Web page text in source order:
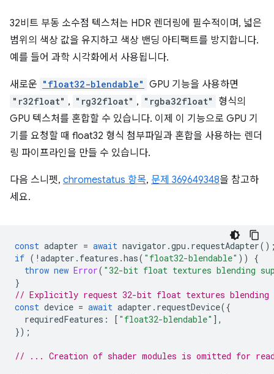
32비트 부동 소수점 텍스처는 HDR 렌더링에 필수적이며, 넓은
범위의 색상 값을 유지하고 색상 밴딩 아티팩트를 방지합니다.
예를 들어 과학 시각화에서 사용됩니다.
새로운 "float32-blendable" GPU 기능을 사용하면
"r32float" , "rg32float" , "rgba32float"
형식의
GPU 텍스처를 혼합할 수 있습니다. 이제 이 기능으로 GPU 기
기를 요청할 때 float32 형식 첨부파일과 혼합을 사용하는 렌더
링 파이프라인을 만들 수 있습니다.
다음 스니펫, chromestatus 항목, 문제 369649348을 참고하
세요.
const adapter = await navigator .gpu . requestAdapter
if ( ! adapter . features .has( "float32-blendable" ))
{
throw new Error( "32-bit float textures blending
}
// Explicitly request 32-bit float textures blending
const device = await adapter . requestDevice({
requiredFeatures : [ "float32-blendable" ],
});
// ... Creation of shader modules is omitted for